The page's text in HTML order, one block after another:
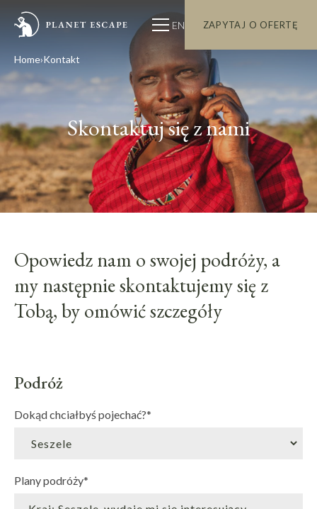
EN ZAPYTAJ O OFERTĘ
Home Kontakt
Skontaktuj się z nami
Opowiedz nam o swojej podróży, a
my następnie skontaktujemy się z
Tobą, by omówić szczegóły
Podróż
Dokąd chciałbyś pojechać?*
Plany podróży*